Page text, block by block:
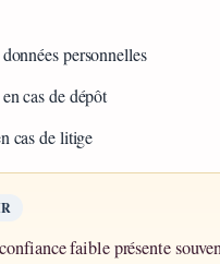
personnelles
cas de dépôt
cas de litige
faible présente